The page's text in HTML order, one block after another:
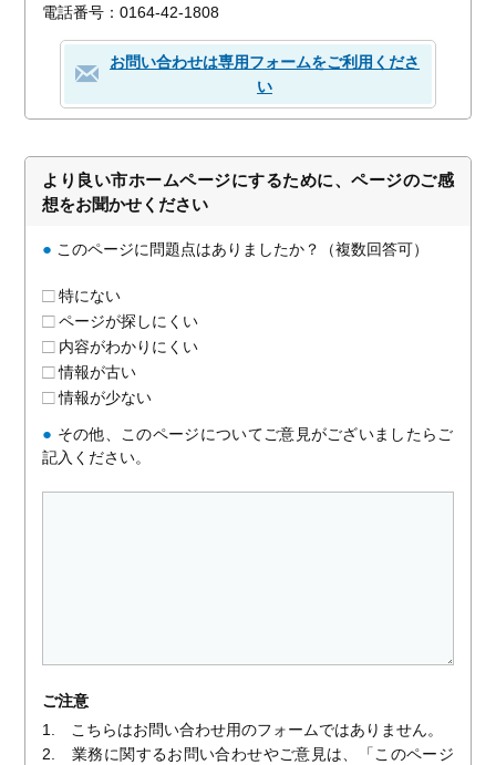
電話番号：0164-42-1808
お問い合わせは専用フォームをご利用くださ
い
より良い市ホームページにするために、ページのご感
想をお聞かせください
● このページに問題点はありましたか？（複数回答可）
特にない
ページが探しにくい
内容がわかりにくい
情報が古い
情報が少ない
● その他、このページについてご意見がございましたらご
記入ください。
ご注意
1. こちらはお問い合わせ用のフォームではありません。
2. 業務に関するお問い合わせやご意見は、「このページ